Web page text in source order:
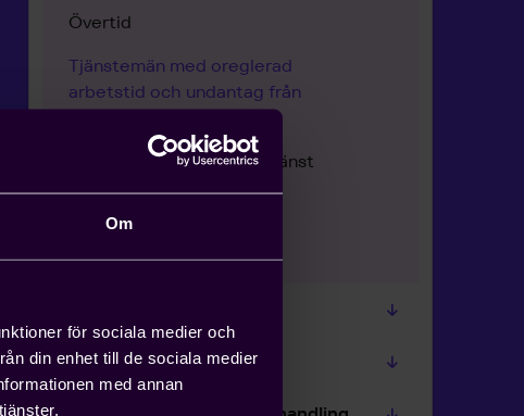
Om
för sociala medier och
din enhet till de sociala medier
med annan
Övertid
Tjänstemän med oreglerad
arbetstid och undantag från
Jourtid och beredskapstjänst
Data, integritet och GDPR